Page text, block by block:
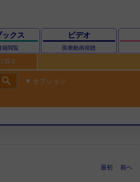
ックス
籍閲覧
ビデオ
医療動画視聴
探す
search オプション
最初 前へ